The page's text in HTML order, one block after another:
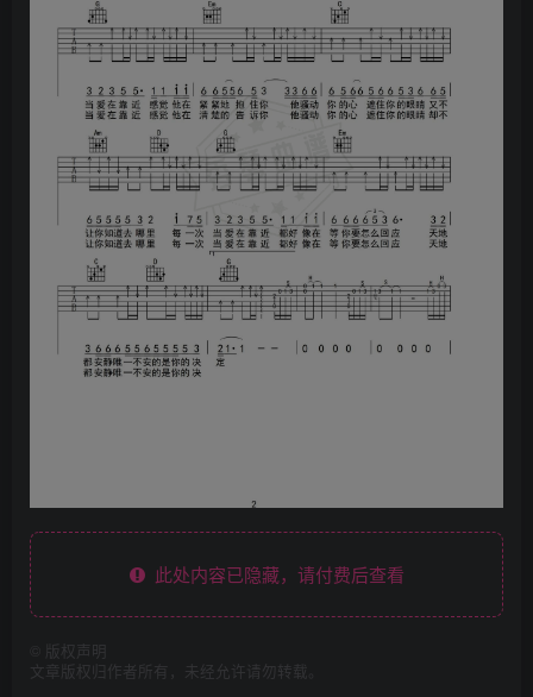
此处内容已隐藏，请付费后查看
版权声明
文章版权归作者所有，未经允许请勿转载。